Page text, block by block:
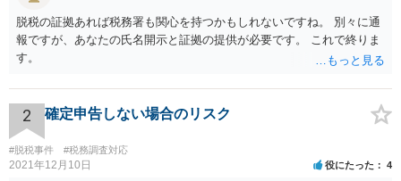
脱税の証拠あれば税務署も関心を持つかもしれないですね。 別々に通
報ですが、あなたの氏名開示と証拠の提供が必要です。 これで終りま
す。
2 確定申告しない場合のリスク
#脱税事件 #税務調査対応
2021年12月10日 役にたった 4